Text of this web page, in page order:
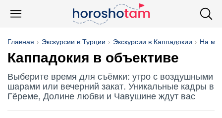
Главная Экскурсии в Турции Экскурсии в Каппадокии На
Каппадокия в объективе
Выберите время для съёмки: утро с воздушными
шарами или вечерний закат. Уникальные кадры в
Гёреме, Долине любви и Чавушине ждут вас